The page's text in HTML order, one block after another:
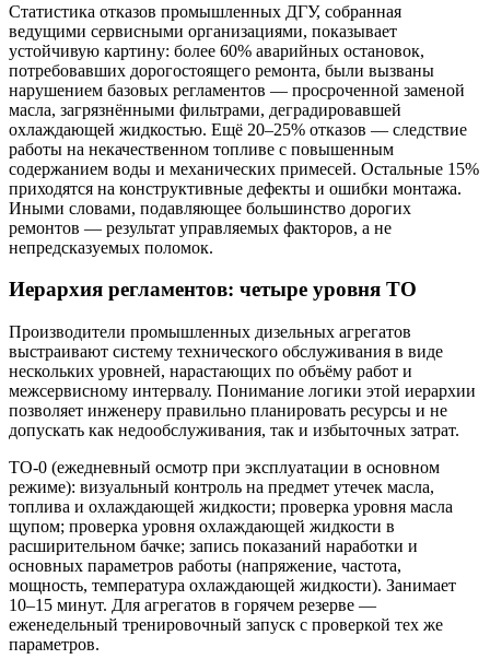
Статистика отказов промышленных ДГУ, собранная
ведущими сервисными организациями, показывает
устойчивую картину: более 60% аварийных остановок,
потребовавших дорогостоящего ремонта, были вызваны
нарушением базовых регламентов — просроченной заменой
масла, загрязнёнными фильтрами, деградировавшей
охлаждающей жидкостью. Ещё 20–25% отказов — следствие
работы на некачественном топливе с повышенным
содержанием воды и механических примесей. Остальные 15%
приходятся на конструктивные дефекты и ошибки монтажа.
Иными словами, подавляющее большинство дорогих
ремонтов — результат управляемых факторов, а не
непредсказуемых поломок.
Иерархия регламентов: четыре уровня ТО
Производители промышленных дизельных агрегатов
выстраивают систему технического обслуживания в виде
нескольких уровней, нарастающих по объёму работ и
межсервисному интервалу. Понимание логики этой иерархии
позволяет инженеру правильно планировать ресурсы и не
допускать как недообслуживания, так и избыточных затрат.
ТО-0 (ежедневный осмотр при эксплуатации в основном
режиме): визуальный контроль на предмет утечек масла,
топлива и охлаждающей жидкости; проверка уровня масла
щупом; проверка уровня охлаждающей жидкости в
расширительном бачке; запись показаний наработки и
основных параметров работы (напряжение, частота,
мощность, температура охлаждающей жидкости). Занимает
10–15 минут. Для агрегатов в горячем резерве —
еженедельный тренировочный запуск с проверкой тех же
параметров.